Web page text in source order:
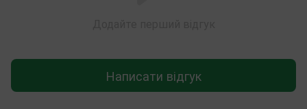
Написати відгук